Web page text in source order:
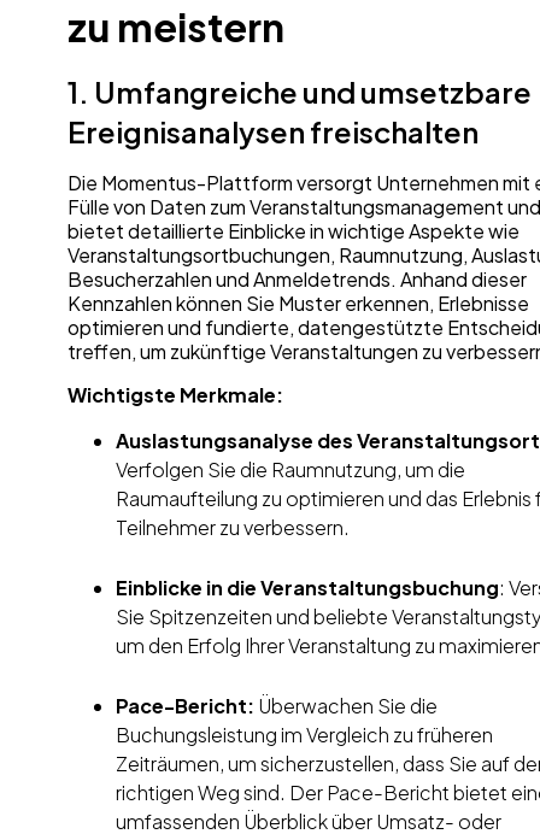
zu meistern
1. Umfangreiche und umsetzbare
Ereignisanalysen freischalten
Die Momentus-Plattform versorgt Unternehmen mit
Fülle von Daten zum Veranstaltungsmanagement und
bietet detaillierte Einblicke in wichtige Aspekte wie
Veranstaltungsortbuchungen, Raumnutzung,
Besucherzahlen und Anmeldetrends. Anhand dieser
Kennzahlen können Sie Muster erkennen, Erlebnisse
optimieren und fundierte, datengestützte
treffen, um zukünftige Veranstaltungen zu
Wichtigste Merkmale:
Auslastungsanalyse des
Verfolgen Sie die Raumnutzung, um die
Raumaufteilung zu optimieren und das Erlebnis
Teilnehmer zu verbessern.
Einblicke in die Veranstaltungsbuchung:
Sie Spitzenzeiten und beliebte
um den Erfolg Ihrer Veranstaltung zu
Pace-Bericht: Überwachen Sie die
Buchungsleistung im Vergleich zu früheren
Zeiträumen, um sicherzustellen, dass Sie auf
richtigen Weg sind. Der Pace-Bericht bietet
umfassenden Überblick über Umsatz- oder